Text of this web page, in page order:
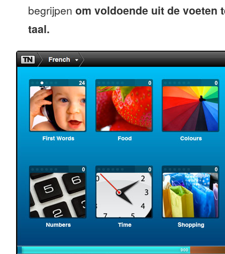
begrijpen om voldoende uit de voeten
taal.